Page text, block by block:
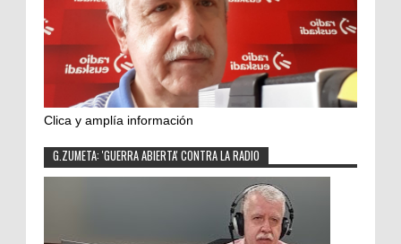
Clica y amplía información
G.ZUMETA: 'GUERRA ABIERTA' CONTRA LA RADIO